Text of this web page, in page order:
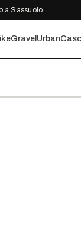
a Sassuolo
Gravel Urban